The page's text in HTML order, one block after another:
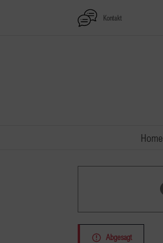
Kontakt
Home
Abgesagt